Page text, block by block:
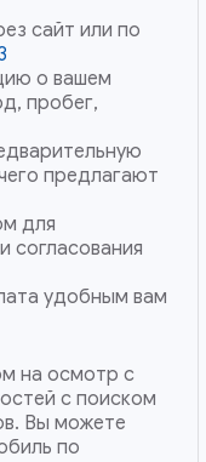
сайт или по
о вашем
пробег,
предлагают
для
согласования
удобным вам
на осмотр с
с поиском
Вы можете
по